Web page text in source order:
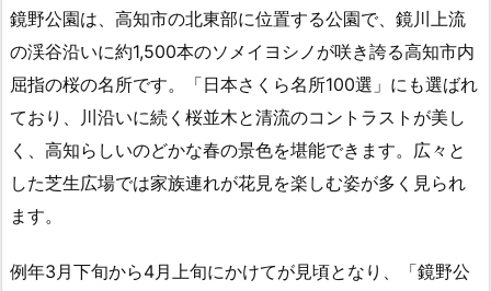
鏡野公園は、高知市の北東部に位置する公園で、鏡川上流
の渓谷沿いに約1,500本のソメイヨシノが咲き誇る高知市内
屈指の桜の名所です。「日本さくら名所100選」にも選ばれ
ており、川沿いに続く桜並木と清流のコントラストが美し
く、高知らしいのどかな春の景色を堪能できます。広々と
した芝生広場では家族連れが花見を楽しむ姿が多く見られ
ます。
例年3月下旬から4月上旬にかけてが見頃となり、「鏡野公